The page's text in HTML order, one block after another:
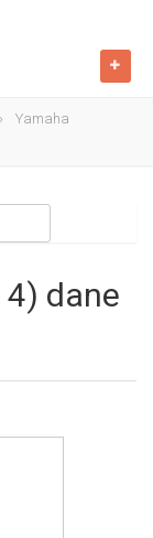
Yamaha
4) dane